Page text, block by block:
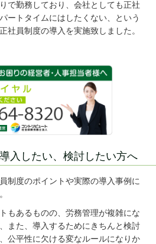
で勤務しており、会社としても正社
ートタイムにはしたくない、という
社員制度の導入を実施致しました。
入したい、検討したい方へ
制度のポイントや実際の導入事例に
もあるものの、労務管理が複雑にな
また、導入するためにきちんと検討
公平性に欠ける変なルールになりか